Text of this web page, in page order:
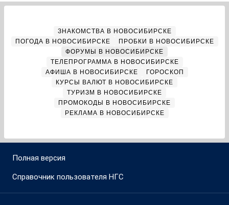
ЗНАКОМСТВА В НОВОСИБИРСКЕ
ПОГОДА В НОВОСИБИРСКЕ
ПРОБКИ В НОВОСИБИРСКЕ
ФОРУМЫ В НОВОСИБИРСКЕ
ТЕЛЕПРОГРАММА В НОВОСИБИРСКЕ
АФИША В НОВОСИБИРСКЕ
ГОРОСКОП
КУРСЫ ВАЛЮТ В НОВОСИБИРСКЕ
ТУРИЗМ В НОВОСИБИРСКЕ
ПРОМОКОДЫ В НОВОСИБИРСКЕ
РЕКЛАМА В НОВОСИБИРСКЕ
Полная версия
Справочник пользователя НГС